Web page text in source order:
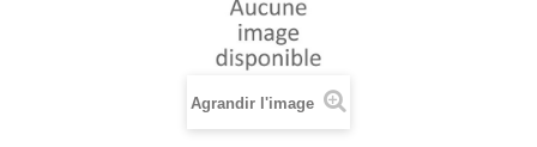
Agrandir l'image